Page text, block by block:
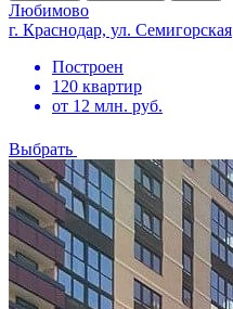
Любимово
г. Краснодар, ул. Семигорская
Построен
120 квартир
от 12 млн. руб.
Выбрать